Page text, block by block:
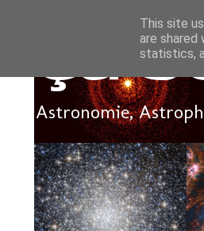
Ça
Astronomie,
This site
are shared
statistics,